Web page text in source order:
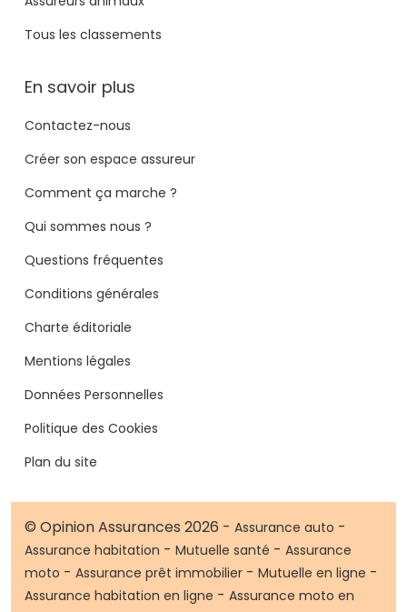
Tous les classements
En savoir plus
Contactez-nous
Créer son espace assureur
Comment ça marche ?
Qui sommes nous ?
Questions fréquentes
Conditions générales
Charte éditoriale
Mentions légales
Données Personnelles
Politique des Cookies
Plan du site
© Opinion Assurances 2026 - Assurance auto -
Assurance habitation - Mutuelle santé - Assurance
moto - Assurance prêt immobilier - Mutuelle en ligne -
Assurance habitation en ligne - Assurance moto en